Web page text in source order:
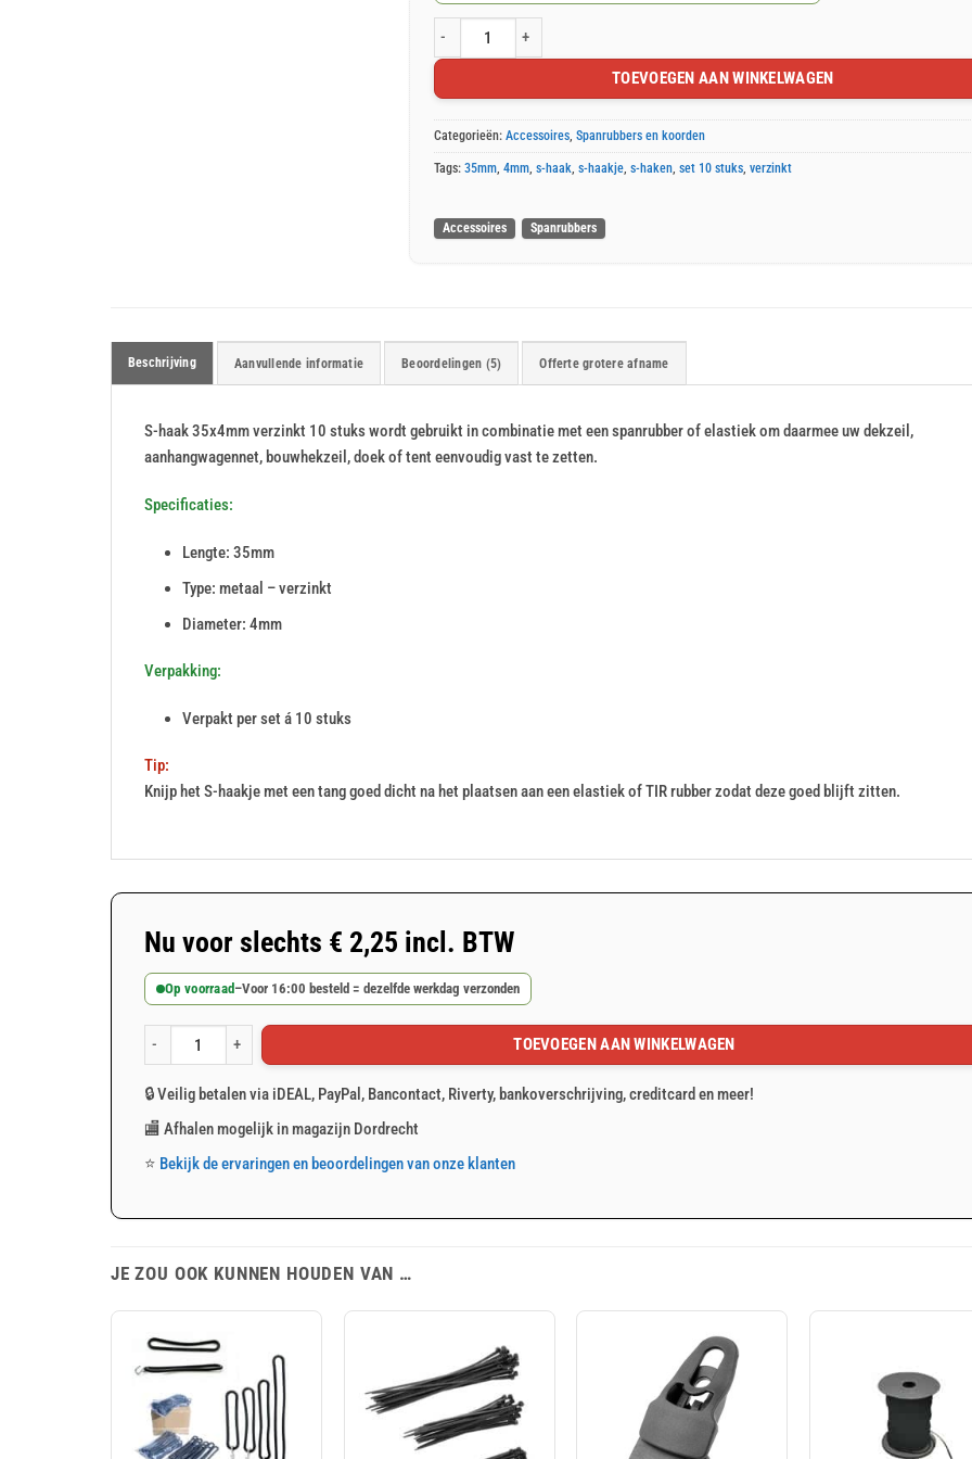
S-haak 35x4mm verzinkt 10 stuks aantal
TOEVOEGEN AAN WINKELWAGEN
Categorieën: Accessoires, Spanrubbers en koorden
Tags: 35mm, 4mm, s-haak, s-haakje, s-haken, set 10 stuks, verzinkt
Accessoires Spanrubbers
Beschrijving Aanvullende informatie Beoordelingen (5) Offerte grotere afname
S-haak 35x4mm verzinkt 10 stuks wordt gebruikt in combinatie met een spanrubber of elastiek om daarmee uw dekzeil,
aanhangwagennet, bouwhekzeil, doek of tent eenvoudig vast te zetten.
Specificaties:
Lengte: 35mm
Type: metaal – verzinkt
Diameter: 4mm
Verpakking:
Verpakt per set á 10 stuks
Tip:
Knijp het S-haakje met een tang goed dicht na het plaatsen aan een elastiek of TIR rubber zodat deze goed blijft zitten.
Nu voor slechts € 2,25 incl. BTW
Op voorraad –Voor 16:00 besteld = dezelfde werkdag verzonden
S-haak 35x4mm verzinkt 10 stuks aantal TOEVOEGEN AAN WINKELWAGEN
🔒 Veilig betalen via iDEAL, PayPal, Bancontact, Riverty, bankoverschrijving, creditcard en meer!
🏬 Afhalen mogelijk in magazijn Dordrecht
⭐ Bekijk de ervaringen en beoordelingen van onze klanten
JE ZOU OOK KUNNEN HOUDEN VAN …